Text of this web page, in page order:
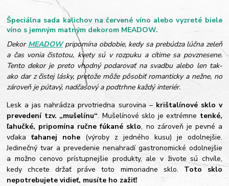
Špeciálna sada kalichov na červené víno alebo vyzreté biele
víno s jemným matným dekorom MEADOW.
DekorMEADOWpripomína obdobie, kedy sa prebúdza lúčna zeleň
a čas vonia čistotou, kvety sú v rozpuku a cítime sa povznesene.
Tento dekor je preto vhodný podarovať na svadbu alebo len tak-
ako dar z čistej lásky, pretože môže pôsobiť romanticky a nežne, no
zároveň je pútavý, nadčasový a podtrhne každý interiér.
Lesk a jas nahrádza prvotriedna surovina – krištalínové sklo v
prevedení tzv. „mušelínu“. Mušelínové sklo je extrémne tenké,
ľahučké, pripomína ručne fúkané sklo, no zároveň je pevné a
vďakaťahanej nohe (výroby z jedného kusu) je odolnejšie.
Jedinečný tvar a prevedenie nenahradí gastronomické odolnejšie
a možno cenovo prístupnejšie produkty, ale v živote sú chvíle,
kedy chcete držať práve toto mimoriadne sklo. Toto sklo
nepotrebujete vidieť, musíte ho zažiť!